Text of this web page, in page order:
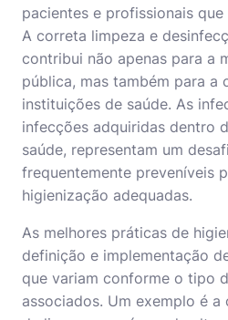
pacientes e profissionais
A correta limpeza e
contribui não apenas para a
pública, mas também para a
instituições de saúde. As
infecções adquiridas dentro
saúde, representam um
frequentemente preveníveis
higienização adequadas.
As melhores práticas de
definição e implementação
que variam conforme o tipo
associados. Um exemplo é